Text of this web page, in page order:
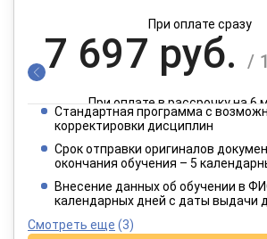
При оплате сразу
7 697 руб. /
При оплате в рассрочку на 6
3 849 руб.
При оплате в рассрочку на 12
Стандартная программа с
корректировки дисциплин
Срок отправки оригиналов
окончания обучения – 5
Внесение данных об обучении в
календарных дней с даты выдачи
Смотреть еще (3)